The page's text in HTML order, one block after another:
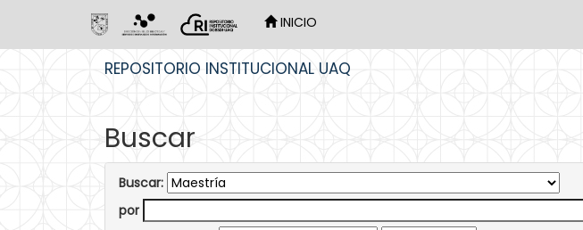
INICIO
REPOSITORIO INSTITUCIONAL UAQ
Buscar
Buscar:
por